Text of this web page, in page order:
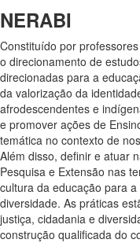
NERABI
Constituído por
o direcionamento de
direcionadas para a
da valorização da
afrodescendentes e
e promover ações de
temática no contexto de
Além disso, definir e atuar
Pesquisa e Extensão nas
cultura da educação para
diversidade. As práticas
justiça, cidadania e
construção qualificada do